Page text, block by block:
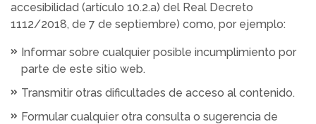
accesibilidad (artículo 10.2.a) del Real Decreto
1112/2018, de 7 de septiembre) como, por ejemplo:
Informar sobre cualquier posible incumplimiento por
parte de este sitio web.
Transmitir otras dificultades de acceso al contenido.
Formular cualquier otra consulta o sugerencia de